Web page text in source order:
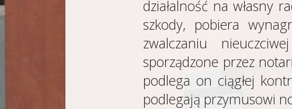
działalność na własny
szkody, pobiera
zwalczaniu
sporządzone przez
podlega on ciągłej
podlegają przymusowi